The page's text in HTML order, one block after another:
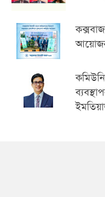
আয়োজন